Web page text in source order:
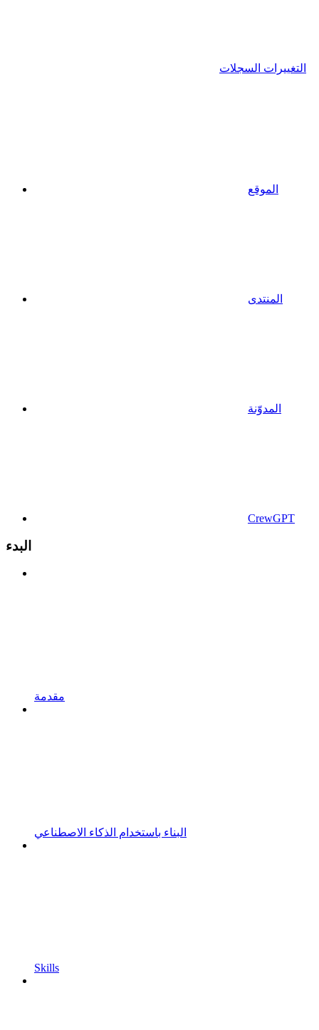
التغييرات السجلات
الموقع
المنتدى
المدوّنة
CrewGPT
البدء
مقدمة
البناء باستخدام الذكاء الاصطناعي
Skills